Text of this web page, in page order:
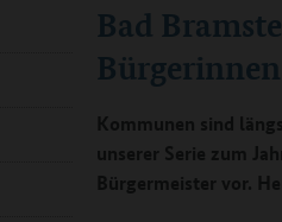
Bad
Kommunen sind
unserer Serie zum
Bürgermeister vor.